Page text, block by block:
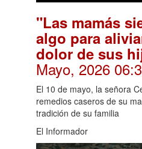
"Las mamás
algo para
dolor de sus
Mayo, 2026
El 10 de mayo, la señora
remedios caseros de su
tradición de su familia
El Informador